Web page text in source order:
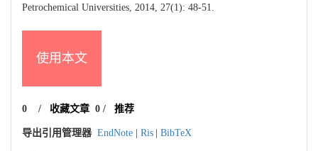
Petrochemical Universities, 2014, 27(1): 48-51.
使用本文
0 / 收藏文章 0/ 推荐
导出引用管理器 EndNote Ris BibTeX